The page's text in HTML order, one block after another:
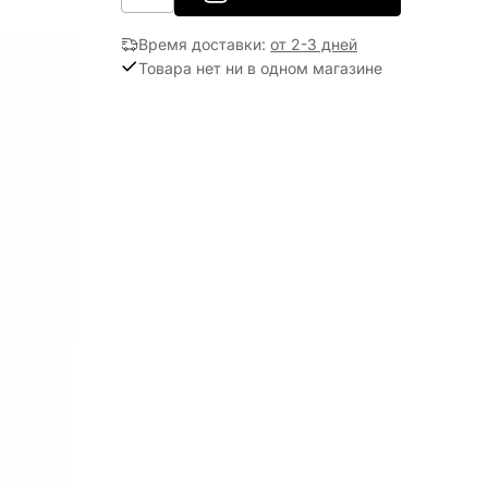
Время доставки:от 2-3 дней
Товара нет ни в одном магазине